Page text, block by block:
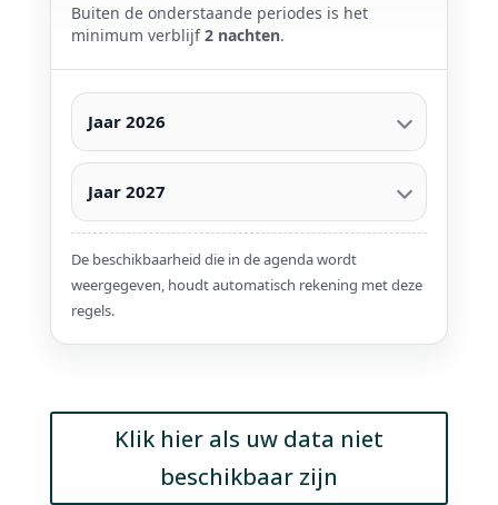
Buiten de onderstaande periodes is het
minimum verblijf2 nachten.
Jaar 2026
Jaar 2027
De beschikbaarheid die in de agenda wordt
weergegeven, houdt automatisch rekening met deze
regels.
Klik hier als uw data niet
beschikbaar zijn